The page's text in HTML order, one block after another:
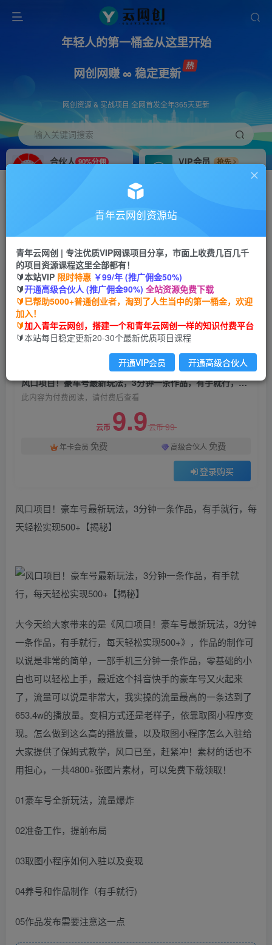
年轻人的第一桶金从这里开始
网创网赚 ∞ 稳定更新
网创资源 & 实战项目 全网首发全年365天更新
输入关键词搜索
合伙人 90%分佣
VIP会员
抢先
搭建同款网站，自己当老板
首页 创业课程 会员免费 正文
风口项目！豪车号最新玩法，3分钟一条作品，有
手就行，每天轻松实现500+【揭秘】
青年云网创
2年前发布
关注 私信
风口项目！豪车号最新玩法，3分钟一条作品，有手就行，每天轻松实现500+【揭秘】
此内容为付费阅读，请付费后查看
云币 9.9云币99
年卡会员 免费 高级合伙人 免费
登录购买
风口项目！豪车号最新玩法，3分钟一条作品，有手就行，每
天轻松实现500+【揭秘】
大今天给大家带来的是《风口项目！豪车号最新玩法，3分钟
一条作品，有手就行，每天轻松实现500+》，作品的制作可
以说是非常的简单，一部手机三分钟一条作品，零基础的小
白也可以轻松上手，最近这个抖音快手的豪车号又火起来
了，流量可以说是非常大，我实操的流量最高的一条达到了
653.4w的播放量。变相方式还是老样子，依靠取图小程序变
现。怎么做到这么高的播放量，以及取图小程序怎么入驻给
大家提供了保姆式教学，风口已至，赶紧冲！素材的话也不
用担心，一共4800+张图片素材，可以免费下载领取！
01豪车号全新玩法，流量爆炸
02准备工作，提前布局
03取图小程序如何入驻以及变现
04养号和作品制作（有手就行)
05作品发布需要注意这一点
青年云网创资源站
青年云网创 | 专注优质VIP网课项目分享，市面上收费几百几千
的项目资源课程这里全部都有！
🔰本站VIP 限时特惠 ￥99/年 (推广佣金50%)
🔰开通高级合伙人 (推广佣金90%) 全站资源免费下载
🔰已帮助5000+普通创业者，淘到了人生当中的第一桶金，欢迎
加入！
🔰加入青年云网创，搭建一个和青年云网创一样的知识付费平台
🔰本站每日稳定更新20-30个最新优质项目课程
开通VIP会员 开通高级合伙人